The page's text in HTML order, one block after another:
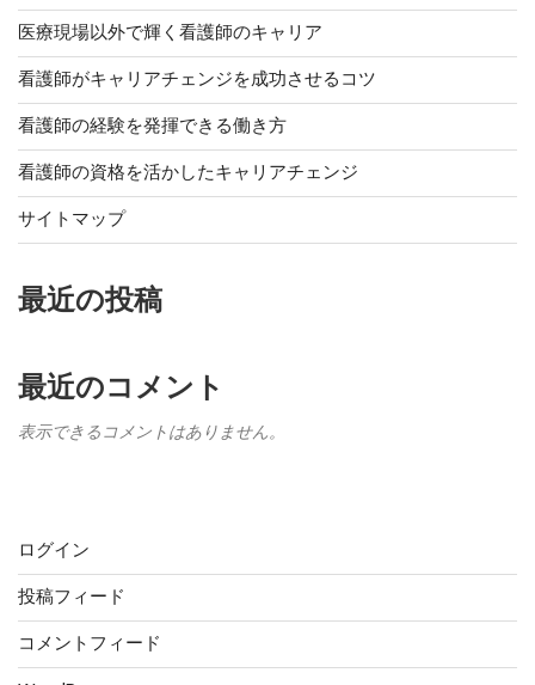
医療現場以外で輝く看護師のキャリア
看護師がキャリアチェンジを成功させるコツ
看護師の経験を発揮できる働き方
看護師の資格を活かしたキャリアチェンジ
サイトマップ
最近の投稿
最近のコメント
表示できるコメントはありません。
ログイン
投稿フィード
コメントフィード